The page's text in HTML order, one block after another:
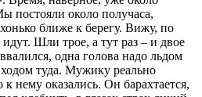
постояли около получаса,
ближе к берегу. Вижу, по
идут. Шли трое, а тут раз – и двое
одна голова надо льдом
туда. Мужику реально
нему оказались. Он барахтается,